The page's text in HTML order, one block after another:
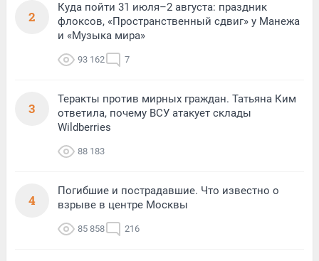
2
Куда пойти 31 июля–2 августа: праздник
флоксов, «Пространственный сдвиг» у Манежа
и «Музыка мира»
93 162 7
3
Теракты против мирных граждан. Татьяна Ким
ответила, почему ВСУ атакует склады
Wildberries
88 183
4
Погибшие и пострадавшие. Что известно о
взрыве в центре Москвы
85 858 216